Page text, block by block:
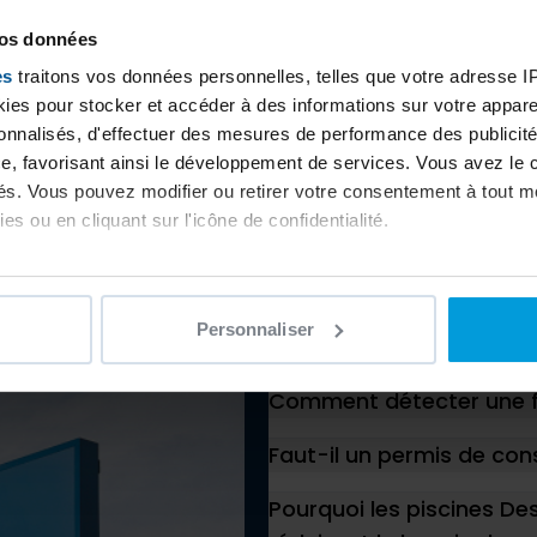
données
traitons vos données personnelles, telles que votre adresse
pour stocker et accéder à des informations sur votre
d'effectuer des mesures de performance des
favorisant ainsi le développement de services. Vous avez le
Vous pouvez modifier ou retirer votre consentement à tout
ou en cliquant sur l'icône de confidentialité.
également :
l'analysant activement pour en relever les caractéristiques
de vos données personnelles et définir vos
personnaliser le contenu et les annonces, d'offrir des
Nous partageons également des informations sur
Personnaliser
de la date d’achat
fiche de validation dans
Nos experts
Comment détecter une
Faut-il un permis de
Pourquoi les piscines